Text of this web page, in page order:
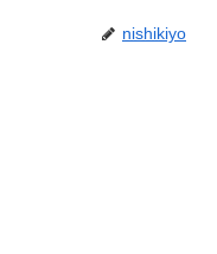
nishikiyo